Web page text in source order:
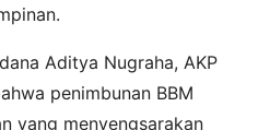
Aditya Nugraha, AKP
penimbunan BBM
yang menyengsarakan